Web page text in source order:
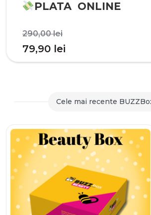
PLATA ONLINE
290,00leiPrețul
inițial
a
290,00 lei.
79,90 lei
curent
79,90 lei.
Cele mai recente